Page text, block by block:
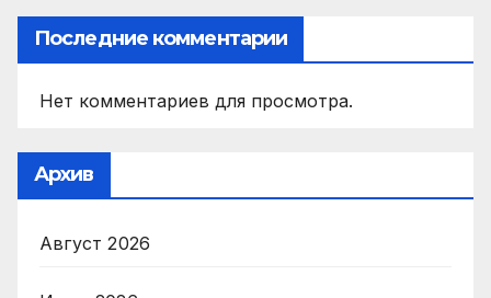
Последние комментарии
Нет комментариев для просмотра.
Архив
Август 2026